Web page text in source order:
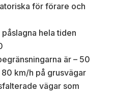
för förare och
hela tiden
är – 50
km/h på grusvägar
vägar som